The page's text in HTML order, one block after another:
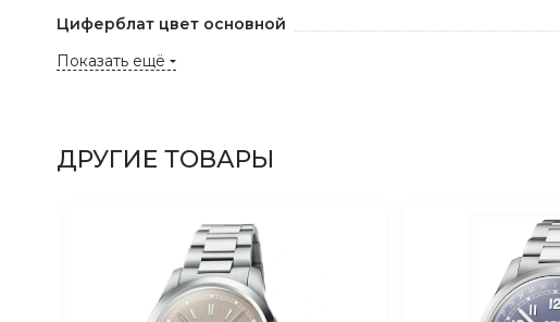
Циферблат цвет основной
Показать ещё
ДРУГИЕ ТОВАРЫ